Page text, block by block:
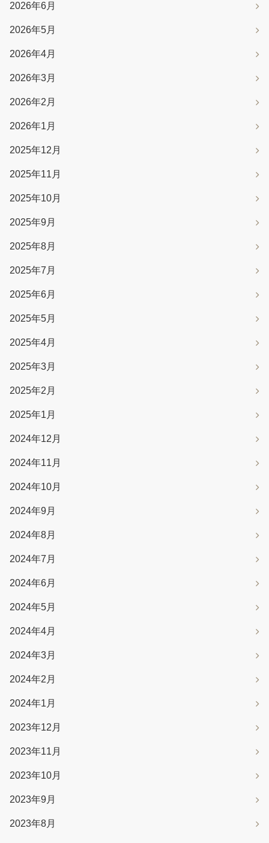
2026年6月
2026年5月
2026年4月
2026年3月
2026年2月
2026年1月
2025年12月
2025年11月
2025年10月
2025年9月
2025年8月
2025年7月
2025年6月
2025年5月
2025年4月
2025年3月
2025年2月
2025年1月
2024年12月
2024年11月
2024年10月
2024年9月
2024年8月
2024年7月
2024年6月
2024年5月
2024年4月
2024年3月
2024年2月
2024年1月
2023年12月
2023年11月
2023年10月
2023年9月
2023年8月